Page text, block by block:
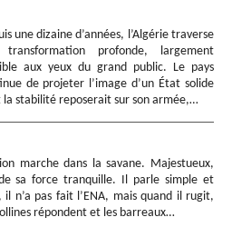
une dizaine d’années, l’Algérie traverse
transformation profonde, largement
aux yeux du grand public. Le pays
de projeter l’image d’un État solide
la stabilité reposerait sur son armée,…
marche dans la savane. Majestueux,
sa force tranquille. Il parle simple et
il n’a pas fait l’ENA, mais quand il rugit,
répondent et les barreaux…